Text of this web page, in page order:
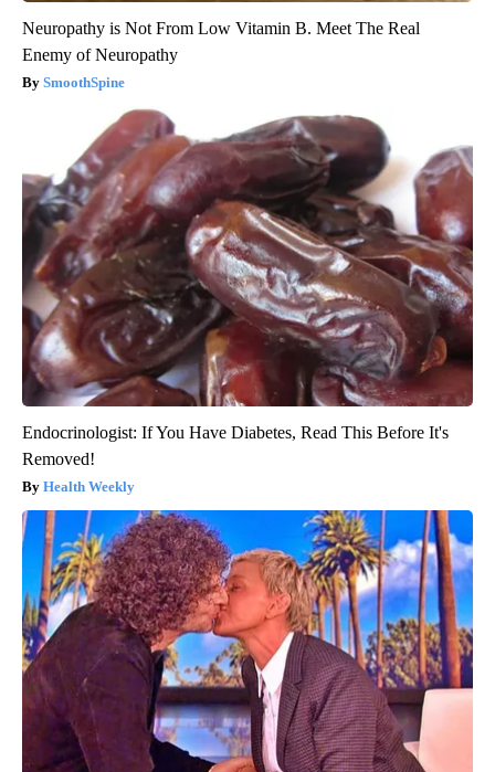
Neuropathy is Not From Low Vitamin B. Meet The Real
Enemy of Neuropathy
SmoothSpine
Endocrinologist: If You Have Diabetes, Read This Before It's
Removed!
Health Weekly